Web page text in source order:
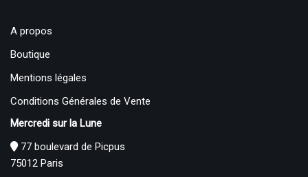
A propos
Boutique
Mentions légales
Conditions Générales de Vente
Mercredi sur la Lune
77 boulevard de Picpus
75012 Paris